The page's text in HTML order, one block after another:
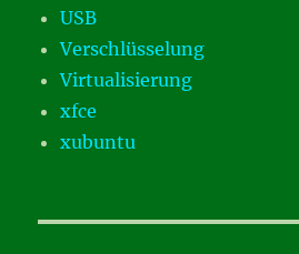
USB
Verschlüsselung
Virtualisierung
xfce
xubuntu